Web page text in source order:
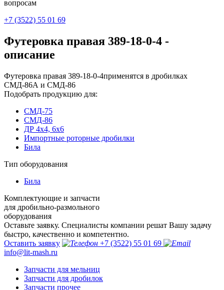
вопросам
+7 (3522) 55 01 69
Футеровка правая 389-18-0-4 -
описание
Футеровка правая 389-18-0-4применятся в дробилках
СМД-86А и СМД-86
Подобрать продукцию для:
СМД-75
СМД-86
ДР 4х4, 6х6
Импортные роторные дробилки
Била
Тип оборудования
Била
Комплектующие и запчасти
для дробильно-размольного
оборудования
Оставьте заявку. Специалисты компании решат Вашу задачу
быстро, качественно и компетентно.
Оставить заявку
+7 (3522) 55 01 69
info@lit-mash.ru
Запчасти для мельниц
Запчасти для дробилок
Запчасти прочее